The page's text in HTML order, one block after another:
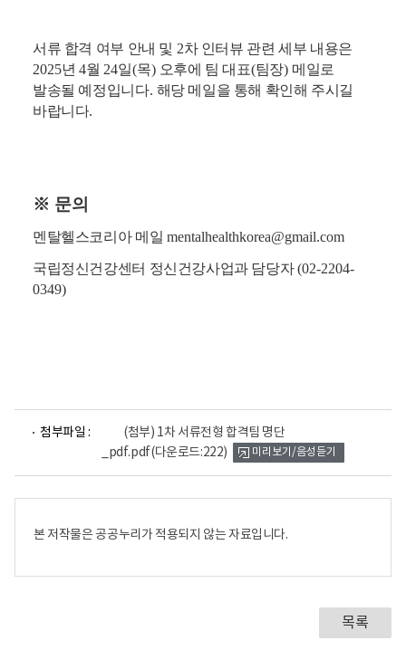
서류 합격 여부 안내 및 2차 인터뷰 관련 세부 내용은
2025년4월 24일(목) 오후에 팀 대표(팀장) 메일로
발송될 예정입니다. 해당 메일을 통해 확인해 주시길
바랍니다.
※ 문의
멘탈헬스코리아 메일 mentalhealthkorea@gmail.com
국립정신건강센터 정신건강사업과 담당자(02-2204-
0349)
첨부파일 :
(첨부) 1차 서류전형 합격팀 명단
_pdf.pdf(다운로드:222)
어
미리보기/음성듣기
본 저작물은 공공누리가 적용되지 않는 자료입니다.
목록